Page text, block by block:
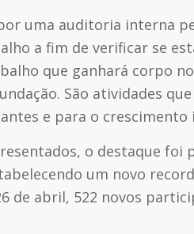
uma auditoria interna
a fim de verificar se
que ganhará corpo
São atividades
e para o
o destaque
um novo
de abril, 522 novos